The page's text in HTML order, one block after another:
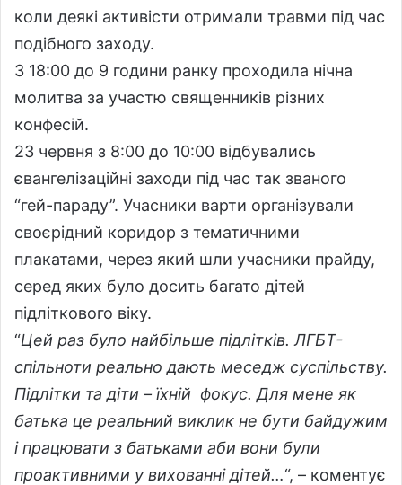
коли деякі активісти отримали травми під час
подібного заходу.
З 18:00 до 9 години ранку проходила нічна
молитва за участю священників різних
конфесій.
23 червня з 8:00 до 10:00 відбувались
євангелізаційні заходи під час так званого
“гей-параду”. Учасники варти організували
своєрідний коридор з тематичними
плакатами, через який шли учасники прайду,
серед яких було досить багато дітей
підліткового віку.
“Цей раз було найбільше підлітків. ЛГБТ-
спільноти реально дають меседж суспільству.
Підлітки та діти – їхній фокус. Для мене як
батька це реальний виклик не бути байдужим
і працювати з батьками аби вони були
проактивними у вихованні дітей…“, – коментує